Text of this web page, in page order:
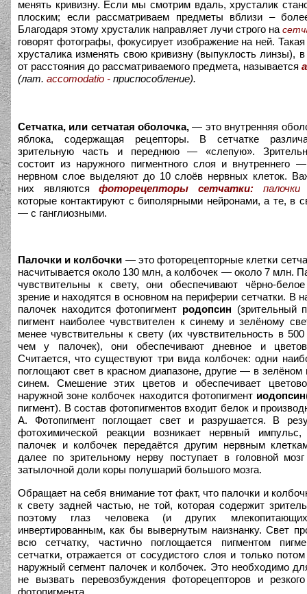
менять кривизну. Если мы смотрим вдаль, хрусталик
плоским; если рассматриваем предметы вблизи –
Благодаря этому хрусталик направляет лучи строго на
говорят фотографы, фокусирует изображение на ней.
хрусталика изменять свою кривизну (выпуклость линзы),
от расстояния до рассматриваемого предмета, называется
(лат. accomodatio - приспособление).
Сетчатка, или сетчатая оболочка, — это внутренняя
яблока, содержащая рецепторы. В сетчатке
зрительную часть и переднюю — «слепую».
состоит из наружного пигментного слоя и внутреннего
нервном слое выделяют до 10 слоёв нервных клеток.
них являютсяфоторецепторы сетчатки:
которые контактируют с биполярными нейронами, а те, в
— с ганглиозными.
Палочки и колбочки — это фоторецепторные клетки
насчитывается около 130 млн, а колбочек — около 7 млн.
чувствительны к свету, они обеспечивают чёрно-
зрение и находятся в основном на периферии сетчатки. В
палочек находится фотопигмент родопсин (зрительный
пигмент наиболее чувствителен к синему и зелёному
менее чувствительны к свету (их чувствительность в
чем у палочек), они обеспечивают дневное и
Считается, что существуют три вида колбочек: одни
поглощают свет в красном диапазоне, другие — в
синем. Смешение этих цветов и обеспечивает
наружной зоне колбочек находится фотопигмент иодопсин
пигмент). В состав фотопигментов входит белок и
А. Фотопигмент поглощает свет и разрушается. В
фотохимической реакции возникает нервный
палочек и колбочек передаётся другим нервным
далее по зрительному нерву поступает в головной
затылочной доли коры полушарий большого мозга.
Обращает на себя внимание тот факт, что палочки и
к свету задней частью, не той, которая содержит
поэтому глаз человека (и других
инвертированным, как бы вывернутым наизнанку. Свет
всю сетчатку, частично поглощается пигментом
сетчатки, отражается от сосудистого слоя и только
наружный сегмент палочек и колбочек. Это необходимо
не вызвать перевозбуждения фоторецепторов и